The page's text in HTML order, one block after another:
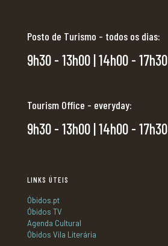
Posto de Turismo - todos os dias:
9h30 - 13h00 | 14h00 - 17h30
Tourism Office - everyday:
9h30 - 13h00 | 14h00 - 17h30
LINKS ÚTEIS
Óbidos.pt
Óbidos TV
Agenda Cultural
Óbidos Vila Literária